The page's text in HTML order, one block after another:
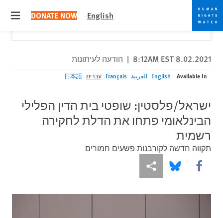
Skip
to
cookie
privacy
notice
Skip
to
main
content
English
DONATE NOW
Would you like to read this page in English?
Close
8.02.2021 8:12AM EST
| הודעה לעיתונות
Available In
English العربية Français עברית 日本語
ישראל/פלסטין: שופטי בית הדין הפלילי
הבינלאומי פתחו את הדלת לחקירה
רשמית
תקווה חדשה לקורבנות פשעים חמורים
Share this via Facebook
Share this via Bluesky
More sharing options